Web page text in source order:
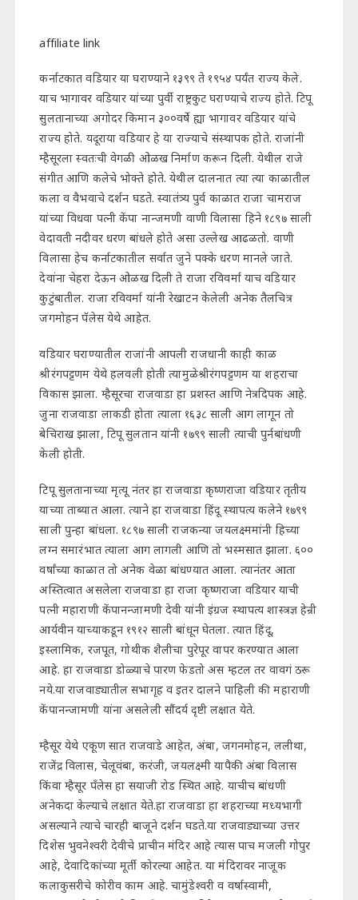
affiliate link
कर्नाटकात वडियार या घराण्याने १३९९ ते १९५४ पर्यंत राज्य केले.
याच भागावर वडियार यांच्या पुर्वी राष्ट्रकुट घराण्याचे राज्य होते. टिपू
सुलतानाच्या अगोदर किमान ३००वर्षे ह्या भागावर वडियार यांचे
राज्य होते. यदूराया वडियार हे या राज्याचे संस्थापक होते. राजांनी
म्हैसूरला स्वतःची वेगळी ओळख निर्माण करून दिली. येथील राजे
संगीत आणि कलेचे भोक्ते होते. येथील दालनात त्या त्या काळातील
कला व वैभवाचे दर्शन घडते. स्वातंत्र्य पुर्व काळात राजा चामराज
यांच्या विधवा पत्नी केंपा नान्जमणी वाणी विलासा हिने १८९७ साली
वेदावती नदीवर धरण बांधले होते असा उल्लेख आढळतो. वाणी
विलासा हेच कर्नाटकातील सर्वात जुने पक्के धरण मानले जाते.
देवांना चेहरा देऊन ओळख दिली ते राजा रविवर्मा याच वडियार
कुटुंबातील. राजा रविवर्मा यांनी रेखाटन केलेली अनेक तैलचित्र
जगमोहन पॅलेस येथे आहेत.
वडियार घराण्यातील राजांनी आपली राजधानी काही काळ
श्रीरंगपट्टणम येथे हलवली होती त्यामुळेश्रीरंगपट्टणम या शहराचा
विकास झाला. म्हैसूरचा राजवाडा हा प्रशस्त आणि नेत्रदिपक आहे.
जुना राजवाडा लाकडी होता त्याला १६३८ साली आग लागून तो
बेचिराख झाला, टिपू सुलतान यांनी १७९९ साली त्याची पुर्नबांधणी
केली होती.
टिपू सुलतानाच्या मृत्यू नंतर हा राजवाडा कृष्णराजा वडियार तृतीय
याच्या ताब्यात आला. त्याने हा राजवाडा हिंदू स्थापत्य कलेने १७९९
साली पुन्हा बांधला. १८९७ साली राजकन्या जयलक्ष्ममांनी हिच्या
लग्न समारंभात त्याला आग लागली आणि तो भस्मसात झाला. ६००
वर्षांच्या काळात तो अनेक वेळा बांधण्यात आला. त्यानंतर आता
अस्तित्वात असलेला राजवाडा हा राजा कृष्णराजा वडियार याची
पत्नी महाराणी केंपानन्जामणी देवी यांनी इंग्रज स्थापत्य शास्त्रज्ञ हेन्री
आर्यवीन याच्याकडून १९१२ साली बांधून घेतला. त्यात हिंदू,
इस्लामिक, रजपूत, गोथीक शैलीचा पुरेपूर वापर करण्यात आला
आहे. हा राजवाडा डोळ्याचे पारण फेडतो अस म्हटल तर वावगं ठरू
नये.या राजवाड्यातील सभागृह व इतर दालने पाहिली की महाराणी
केंपानन्जामणी यांना असलेली सौंदर्य दृष्टी लक्षात येते.
म्हैसूर येथे एकूण सात राजवाडे आहेत, अंबा, जगनमोहन, ललीथा,
राजेंद्र विलास, चेलूवंबा, करंजी, जयलक्ष्मी यापैकी अंबा विलास
किंवा म्हैसूर पँलेस हा सयाजी रोड स्थित आहे. याचीच बांधणी
अनेकदा केल्याचे लक्षात येते.हा राजवाडा हा शहराच्या मध्यभागी
असल्याने त्याचे चारही बाजूने दर्शन घडते.या राजवाड्याच्या उत्तर
दिशेस भुवनेश्वरी देवीचे प्राचीन मंदिर आहे त्यास पाच मजली गोपुर
आहे, देवादिकांच्या मूर्ती कोरल्या आहेत. या मंदिरावर नाजूक
कलाकुसरीचे कोरीव काम आहे. चामुंडेश्वरी व वर्षास्वामी,